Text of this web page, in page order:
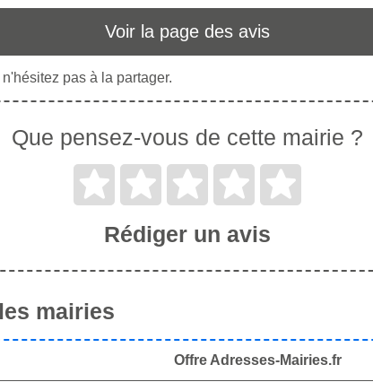
Voir la page des avis
pas à la partager.
Que pensez-vous de cette mairie ?
Rédiger un avis
mairies
Offre Adresses-Mairies.fr